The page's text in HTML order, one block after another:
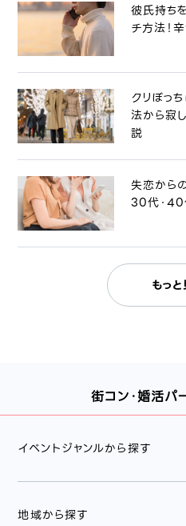
彼氏持ち
チ方法！
クリぼっ
法から寂
説
失恋から
30代・40
もっ
街コン・婚活パ
イベントジャンルから探す
地域から探す